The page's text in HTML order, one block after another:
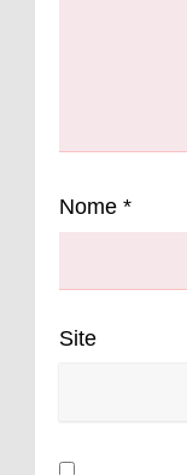
Nome *
Site